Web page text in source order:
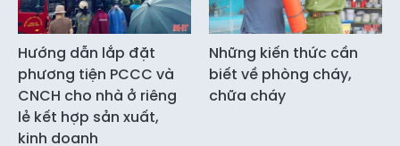
Hướng dẫn lắp đặt
phương tiện PCCC và
CNCH cho nhà ở riêng
lẻ kết hợp sản xuất,
kinh doanh
Những kiến thức cần
biết về phòng cháy,
chữa cháy